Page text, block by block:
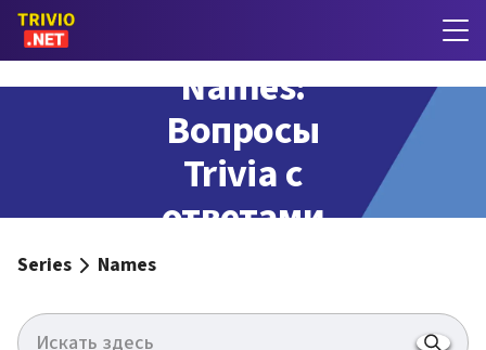
Names:
Вопросы
Trivia с
ответами
Series Names